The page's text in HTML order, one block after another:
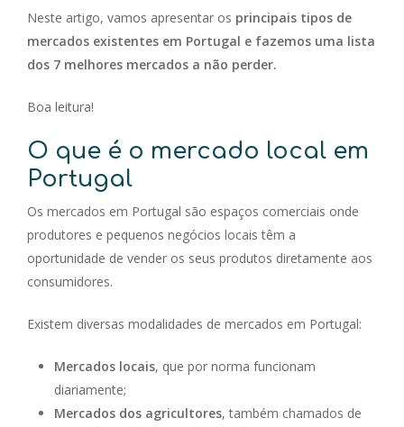
Neste artigo, vamos apresentar os principais tipos de
mercados existentes em Portugal e fazemos uma lista
dos 7 melhores mercados a não perder.
Boa leitura!
O que é o mercado local em
Portugal
Os mercados em Portugal são espaços comerciais onde
produtores e pequenos negócios locais têm a
oportunidade de vender os seus produtos diretamente aos
consumidores.
Existem diversas modalidades de mercados em Portugal:
Mercados locais, que por norma funcionam
diariamente;
Mercados dos agricultores, também chamados de